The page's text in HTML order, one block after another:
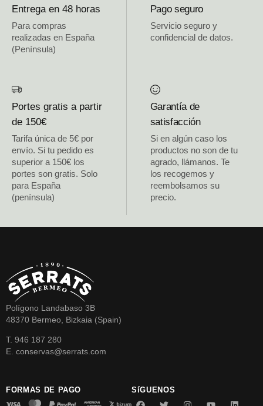
Entrega en 48 horas
Para compras
realizadas en España
(Península)
Pago seguro
Servicio seguro y
confidencial de datos.
Portes gratis a partir
de 150€
Tarifa única de 5€ por
envío. Si tu pedido es
superior a 150€ los
portes son gratis. Solo
para España
(península)
Garantía de
satisfacción
Si en algún caso los
productos no son de tu
agrado, llámanos. Te
los recogemos y
reembolsamos su
precio.
Polígono Landabaso 3B
48370 Bermeo, Bizkaia (Spain)
T. 946 187 280
E. conservas@serrats.com
FORMAS DE PAGO SíGUENOS